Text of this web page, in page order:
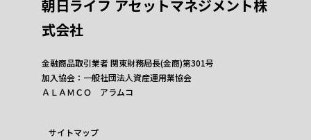
朝日ライフ アセットマネジメント株
式会社
金融商品取引業者 関東財務局長(金商)第301号
加入協会：一般社団法人資産運用業協会
ＡＬＡＭＣＯ アラムコ
サイトマップ